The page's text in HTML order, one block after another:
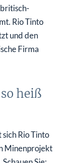
Rio Tinto
und den
Firma
heiß
Rio Tinto
Minenprojekt